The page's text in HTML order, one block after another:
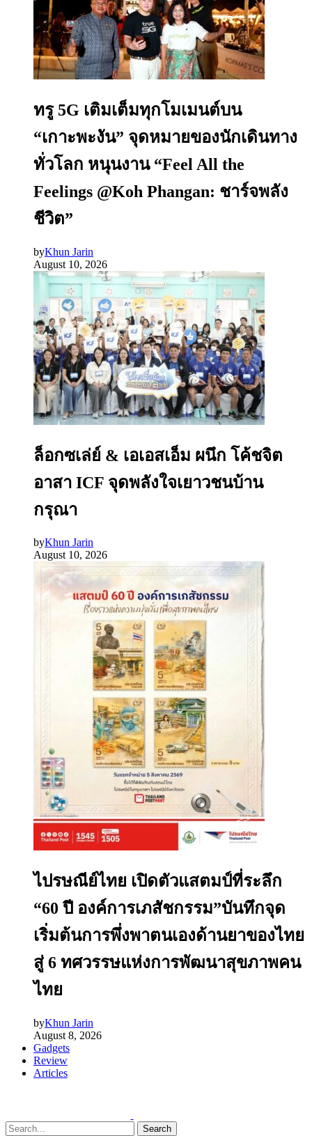
ทรู 5G เติมเต็มทุกโมเมนต์บน
“เกาะพะงัน” จุดหมายของนักเดินทาง
ทั่วโลก หนุนงาน “Feel All the
Feelings @Koh Phangan: ชาร์จพลัง
ชีวิต”
byKhun Jarin
August 10, 2026
ล็อกซเล่ย์ & เอเอสเอ็ม ผนึก โค้ชจิต
อาสา ICF จุดพลังใจเยาวชนบ้าน
กรุณา
byKhun Jarin
August 10, 2026
ไปรษณีย์ไทย เปิดตัวแสตมป์ที่ระลึก
“60 ปี องค์การเภสัชกรรม”บันทึกจุด
เริ่มต้นการพึ่งพาตนเองด้านยาของไทย
สู่ 6 ทศวรรษแห่งการพัฒนาสุขภาพคน
ไทย
byKhun Jarin
August 8, 2026
Gadgets
Review
Articles
Search